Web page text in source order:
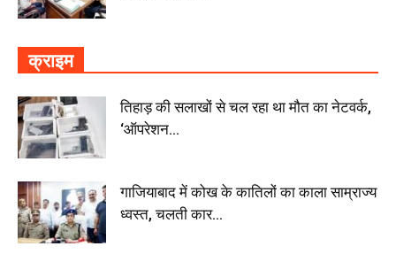
क्राइम
तिहाड़ की सलाखों से चल रहा था मौत का नेटवर्क,
‘ऑपरेशन...
गाजियाबाद में कोख के कातिलों का काला साम्राज्य
ध्वस्त, चलती कार...